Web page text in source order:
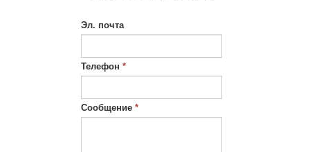
Эл. почта
Телефон *
Сообщение*